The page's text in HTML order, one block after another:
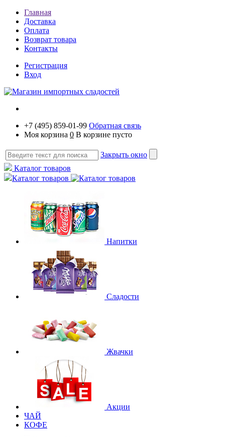
Главная
Доставка
Оплата
Возврат товара
Контакты
Регистрация
Вход
+7 (495) 859-01-99 Обратная связь
Моя корзина 0 В корзине пусто
Закрыть окно
Каталог товаров
Каталог товаров
Напитки
Сладости
Жвачки
Акции
ЧАЙ
КОФЕ